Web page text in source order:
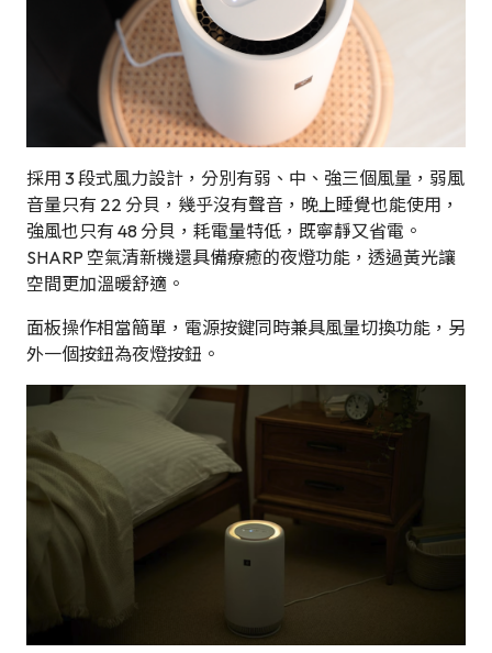
採用 3 段式風力設計，分別有弱、中、強三個風量，弱風
音量只有 22 分貝，幾乎沒有聲音，晚上睡覺也能使用，
強風也只有 48 分貝，耗電量特低，既寧靜又省電。
SHARP 空氣清新機還具備療癒的夜燈功能，透過黃光讓
空間更加溫暖舒適。
面板操作相當簡單，電源按鍵同時兼具風量切換功能，另
外一個按鈕為夜燈按鈕。